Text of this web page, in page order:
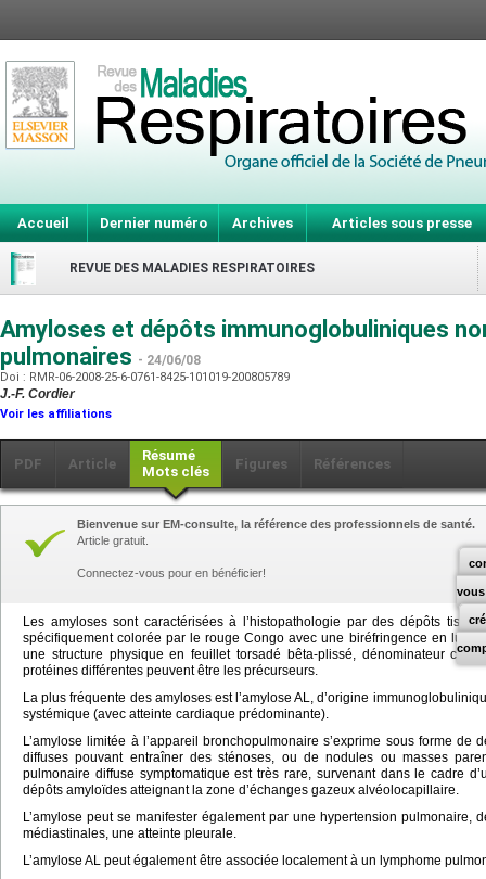
Accueil Dernier numéro Archives Articles sous presse
REVUE DES MALADIES RESPIRATOIRES
Amyloses et dépôts immunoglobuliniques
pulmonaires - 24/06/08
Doi : RMR-06-2008-25-6-0761-8425-101019-200805789
J.-F. Cordier
Voir les affiliations
PDF Article
Résumé
Mots clés
Figures Références
vous
Bienvenue sur EM-consulte, la référence des professionnels de santé.
Article gratuit.
Connectez-vous pour en bénéficier!
Les amyloses sont caractérisées à l’histopathologie par des dépôts
spécifiquement colorée par le rouge Congo avec une biréfringence en
une structure physique en feuillet torsadé bêta-plissé, dénominateur
protéines différentes peuvent être les précurseurs.
La plus fréquente des amyloses est l’amylose AL, d’origine
systémique (avec atteinte cardiaque prédominante).
L’amylose limitée à l’appareil bronchopulmonaire s’exprime sous forme de
diffuses pouvant entraîner des sténoses, ou de nodules ou masses
pulmonaire diffuse symptomatique est très rare, survenant dans le cadre
dépôts amyloïdes atteignant la zone d’échanges gazeux alvéolocapillaire.
L’amylose peut se manifester également par une hypertension pulmonaire,
médiastinales, une atteinte pleurale.
L’amylose AL peut également être associée localement à un lymphome